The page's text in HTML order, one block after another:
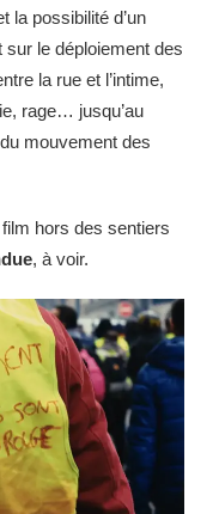
la possibilité d’un
le déploiement des
la rue et l’intime,
rage… jusqu’au
mouvement des
hors des sentiers
, à voir.